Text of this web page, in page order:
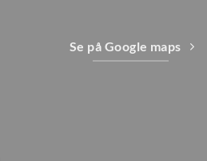
Se på Google maps